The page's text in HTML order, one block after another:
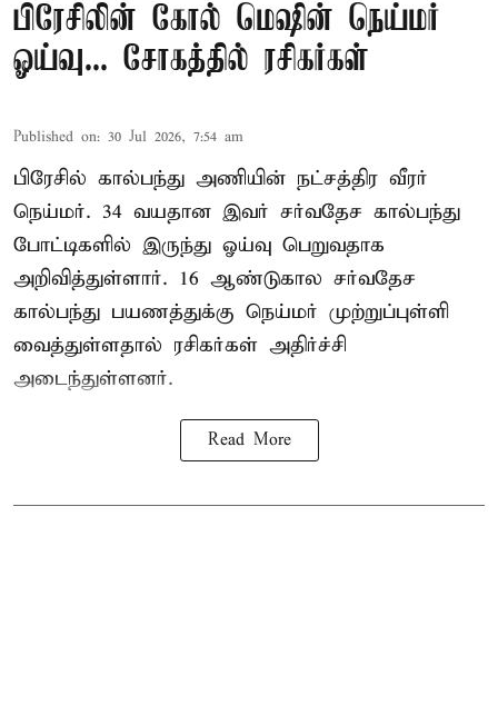
பிரேசிலின் கோல் மெஷின் நெய்மர்
ஓய்வு... சோகத்தில் ரசிகர்கள்
Published on: 30 Jul 2026, 7:54 am
பிரேசில் கால்பந்து அணியின் நட்சத்திர வீரர்
நெய்மர். 34 வயதான இவர் சர்வதேச கால்பந்து
போட்டிகளில் இருந்து ஓய்வு பெறுவதாக
அறிவித்துள்ளார். 16 ஆண்டுகால சர்வதேச
கால்பந்து பயணத்துக்கு நெய்மர் முற்றுப்புள்ளி
வைத்துள்ளதால் ரசிகர்கள் அதிர்ச்சி
அடைந்துள்ளனர்.
Read More